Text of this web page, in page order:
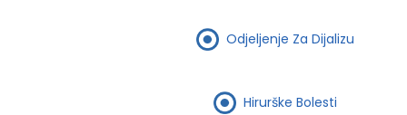
Odjeljenje Za Dijalizu
Hirurške Bolesti